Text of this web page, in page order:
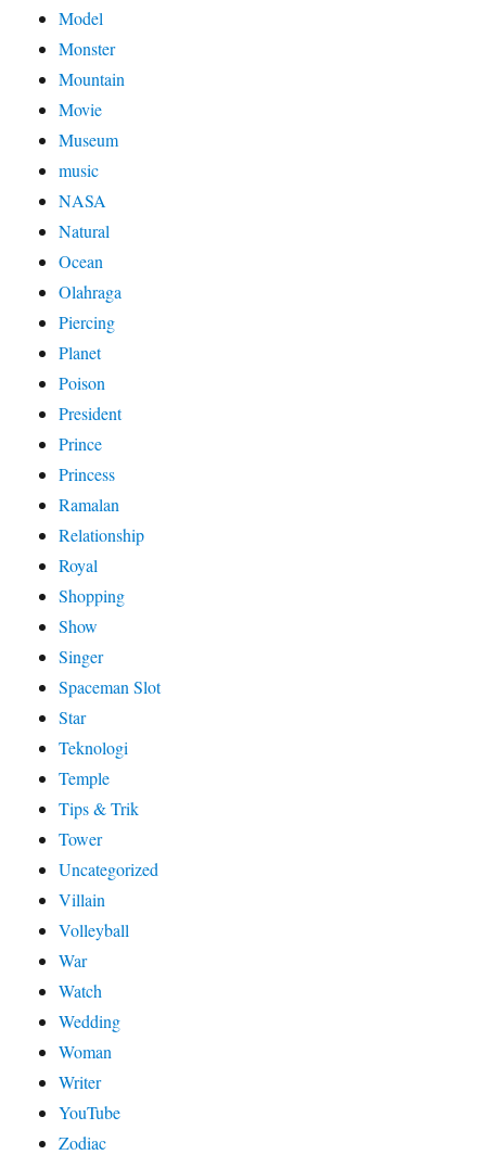
Model
Monster
Mountain
Movie
Museum
music
NASA
Natural
Ocean
Olahraga
Piercing
Planet
Poison
President
Prince
Princess
Ramalan
Relationship
Royal
Shopping
Show
Singer
Spaceman Slot
Star
Teknologi
Temple
Tips & Trik
Tower
Uncategorized
Villain
Volleyball
War
Watch
Wedding
Woman
Writer
YouTube
Zodiac